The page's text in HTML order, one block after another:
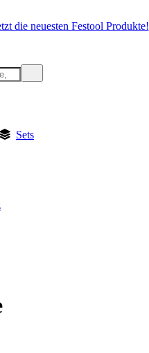
die neuesten Festool Produkte!
Sets